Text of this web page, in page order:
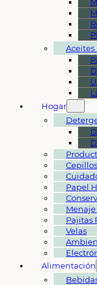
Aceites
Hogar
Papel
Pajitas
Velas
Alimentación